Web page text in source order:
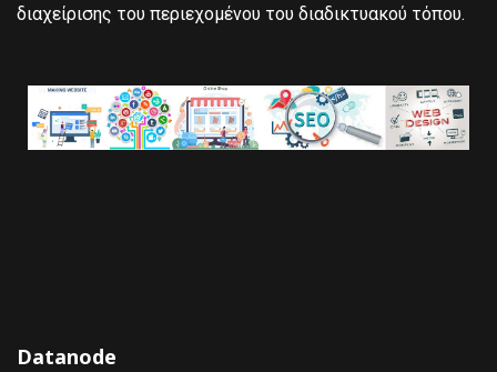
διαχείρισης του περιεχομένου του διαδικτυακού τόπου.
Datanode